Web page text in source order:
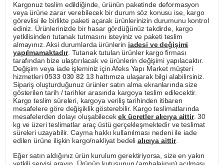
Kargonuz teslim edildiğinde, ürünün paketinde deformasyon
veya ürüne zarar verebilecek bir durum söz konusu ise, kargo
görevlisi ile birlikte paketi açarak ürünlerinizin durumunu kontrol
ediniz. Ürünlerinizde bir hasar gördüğünüz takdirde, kargo
yetkilisinden tutanak tutmasını isteyiniz ve paketi teslim
almayınız. Aksi durumlarda ürünlerin iadesi ve değişimi
yapılmamaktadır. Tutanak tutulan ürünler kargo firması
tarafından bize ulaştırılacak ve ürünlerin değişimi yapılacaktır.
Değişim veya iade işleminiz için Afeks Yapı Market müşteri
hizmetleri0533 030 82 13hattımıza ulaşarak bilgi alabilirsiniz.
Sipariş oluşturduğunuz ürünler satın alma ekranlarında size
gösterilen tarih / tarihler arasında kargoya teslim edilecektir.
Kargo teslim süreleri, kargoya veriliş tarihinden itibaren
mesafelere göre değişiklik gösterebilir. Kargo teslimatlarında
mesafelerden dolayı oluşabilecekek ücretler alıcıya aittir. 30
kg ve üzeri teslimatlar araç üstü gerçekleşmektedir ve teslimat
süreleri uzayabilir. Cayma hakkı kullanılması nedeni ile iade
edilen ürüne ilişkin kargo/nakliyat bedeli alıcıya aittir.
Eğer satın aldığınız ürün kurulum gerektiriyorsa, size en yakın